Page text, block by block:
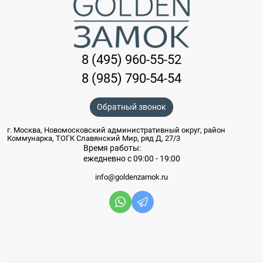
8 (495) 960-55-52
8 (985) 790-54-54
Обратный звонок
г. Москва, Новомосковский административный округ, район
Коммунарка, ТОГК Славянский Мир, ряд Д, 27/3
Время работы:
ежедневно с 09:00 - 19:00
info@goldenzamok.ru